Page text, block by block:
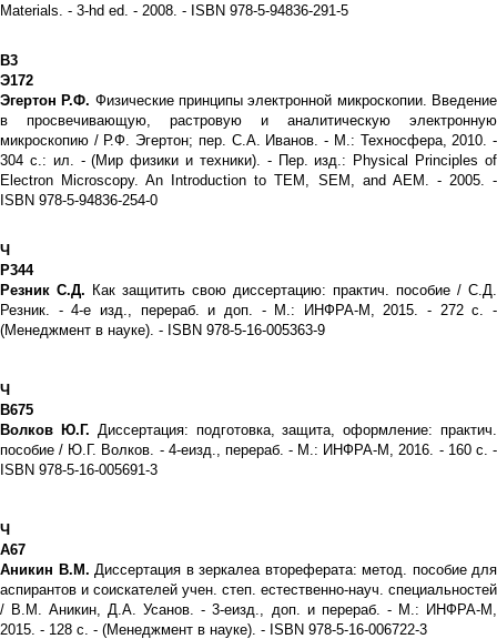
Materials. - 3-hd ed. - 2008. - ISBN 978-5-94836-291-5
В3
Э172
Эгертон Р.Ф. Физические принципы электронной микроскопии. Введение
в просвечивающую, растровую и аналитическую электронную
микроскопию / Р.Ф. Эгертон; пер. С.А. Иванов. - М.: Техносфера, 2010. -
304 с.: ил. - (Мир физики и техники). - Пер. изд.: Physical Principles of
Electron Microscopy. An Introduction to TEM, SEM, and AEM. - 2005. -
ISBN 978-5-94836-254-0
Ч
Р344
Резник С.Д. Как защитить свою диссертацию: практич. пособие / С.Д.
Резник. - 4-е изд., перераб. и доп. - М.: ИНФРА-М, 2015. - 272 с. -
(Менеджмент в науке). - ISBN 978-5-16-005363-9
Ч
В675
Волков Ю.Г. Диссертация: подготовка, защита, оформление: практич.
пособие / Ю.Г. Волков. - 4-еизд., перераб. - М.: ИНФРА-М, 2016. - 160 с. -
ISBN 978-5-16-005691-3
Ч
А67
Аникин В.М. Диссертация в зеркалеа втореферата: метод. пособие для
аспирантов и соискателей учен. степ. естественно-науч. специальностей
/ В.М. Аникин, Д.А. Усанов. - 3-еизд., доп. и перераб. - М.: ИНФРА-М,
2015. - 128 с. - (Менеджмент в науке). - ISBN 978-5-16-006722-3